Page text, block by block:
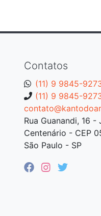
Contatos
(11) 9 9845-
(11) 9 9845-
Rua Guanandi, 16 -
Centenário - CEP
São Paulo - SP